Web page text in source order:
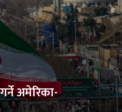
अमेरिका-